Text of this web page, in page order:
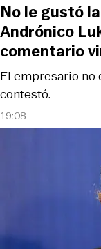
19:08
El empresario no
contestó.
No le gustó
Andrónico
comentario